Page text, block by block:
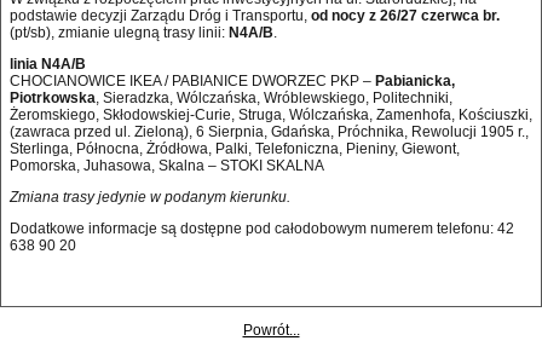
podstawie decyzji Zarządu Dróg i Transportu, od nocy z 26/27 czerwca br.
(pt/sb), zmianie ulegną trasy linii: N4A/B
linia N4A/B
CHOCIANOWICE IKEA / PABIANICE DWORZEC PKP – Pabianicka,
Piotrkowska , Sieradzka, Wólczańska, Wróblewskiego, Politechniki,
Żeromskiego, Skłodowskiej-Curie, Struga, Wólczańska, Zamenhofa, Kościuszki,
(zawraca przed ul. Zieloną), 6 Sierpnia, Gdańska, Próchnika, Rewolucji 1905 r.,
Sterlinga, Północna, Żródłowa, Palki, Telefoniczna, Pieniny, Giewont,
Pomorska, Juhasowa, Skalna – STOKI SKALNA
Zmiana trasy jedynie w podanym kierunku.
Dodatkowe informacje są dostępne pod całodobowym numerem telefonu: 42
638 90 20
Powrót...